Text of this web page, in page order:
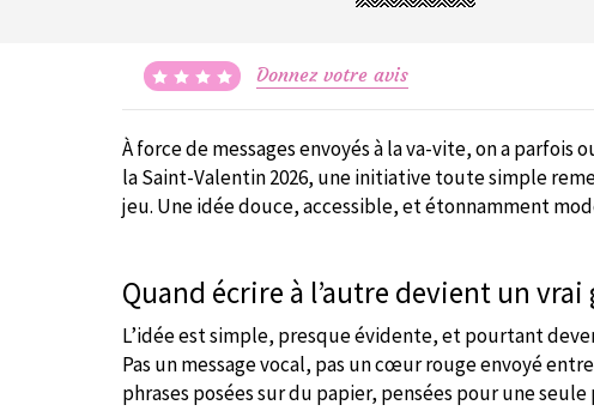
Donnez votre avis
À force de messages envoyés à la va-vite, on a parfois
la Saint-Valentin 2026, une initiative toute simple
jeu. Une idée douce, accessible, et étonnamment
Quand écrire à l’autre devient un vrai
L’idée est simple, presque évidente, et pourtant
Pas un message vocal, pas un cœur rouge envoyé
phrases posées sur du papier, pensées pour une seule